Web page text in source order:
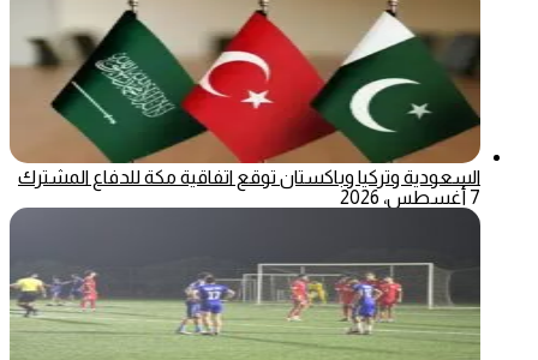
السعودية وتركيا وباكستان توقع اتفاقية مكة للدفاع المشترك
7 أغسطس، 2026